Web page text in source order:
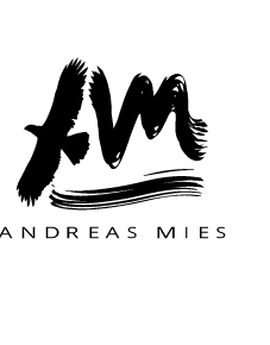
Zum Hauptinhalt der Seite